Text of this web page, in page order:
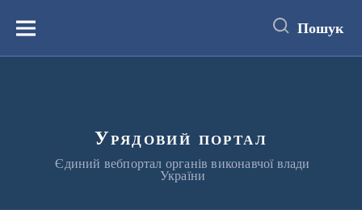
вмістуМеню Пошук
Урядовий портал
Єдиний вебпортал органів виконавчої влади
України